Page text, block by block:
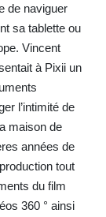
de naviguer
sa tablette ou
Vincent
à Pixii un
l’intimité de
maison de
années de
tout
du film
360 ° ainsi